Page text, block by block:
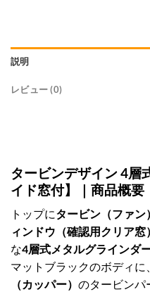
説明
レビュー (0)
タービンデザイン 4層
イド窓付】｜商品概要
トップにタービン（ファン
ィンドウ（確認用クリア窓）
な4層式メタルグラインダ
マットブラックのボディに
（カッパー） のタービンパ